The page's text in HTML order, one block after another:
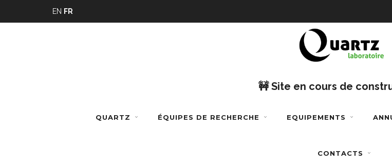
EN FR
🚧 Site en cours de
QUARTZ ÉQUIPES DE RECHERCHE EQUIPEMENTS
CONTACTS